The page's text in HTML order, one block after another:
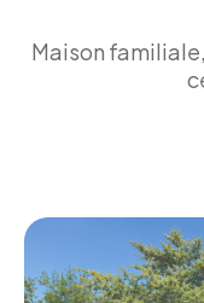
Maison